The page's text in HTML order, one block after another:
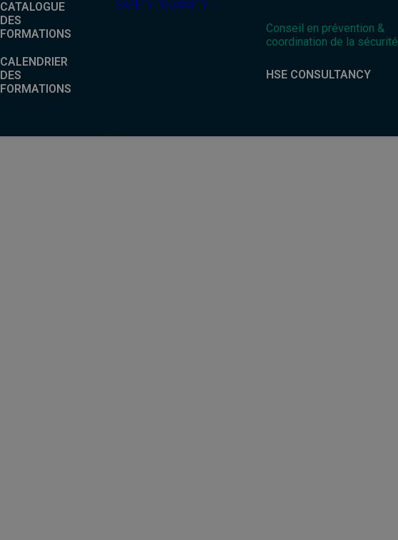
CATALOGUE
DES
FORMATIONS
CALENDRIER
DES
FORMATIONS
SAFETY PROXIMITY
Conseil en prévention &
coordination de la sécurité
HSE CONSULTANCY